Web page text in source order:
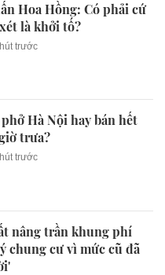
Hoa Hồng: Có phải cứ
là khởi tố?
trước
Hà Nội hay bán hết
trưa?
trước
nâng trần khung phí
chung cư vì mức cũ đã